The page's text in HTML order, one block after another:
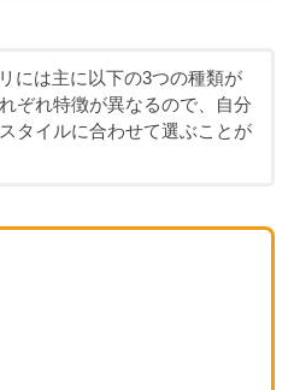
には主に以下の3つの種類が
ぞれ特徴が異なるので、自分
タイルに合わせて選ぶことが